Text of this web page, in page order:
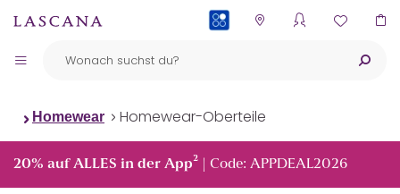
Homewear Homewear-Oberteile
20% auf ALLES in der App² | Code: APPDEAL2026